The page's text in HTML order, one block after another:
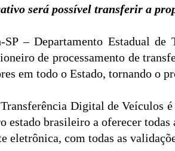
será possível transferir a
SP – Departamento Estadual
de processamento de
em todo o Estado, tornando o
Digital de Veículos é
estado brasileiro a oferecer todas
eletrônica, com todas as